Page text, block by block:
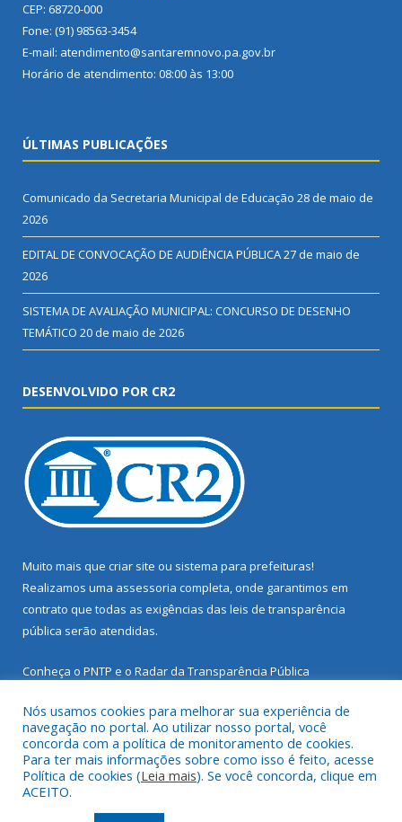
CEP: 68720-000
Fone: (91) 98563-3454
E-mail: atendimento@santaremnovo.pa.gov.br
Horário de atendimento: 08:00 às 13:00
ÚLTIMAS PUBLICAÇÕES
Comunicado da Secretaria Municipal de Educação 28 de maio de
2026
EDITAL DE CONVOCAÇÃO DE AUDIÊNCIA PÚBLICA27 de maio de
2026
SISTEMA DE AVALIAÇÃO MUNICIPAL: CONCURSO DE DESENHO
TEMÁTICO 20 de maio de 2026
DESENVOLVIDO POR CR2
Muito mais que criar site ou sistema para prefeituras!
Realizamos uma assessoria completa, onde garantimos em
contrato que todas as exigências das leis de transparência
pública serão atendidas.
Conheça o PNTP e o Radar da Transparência Pública
Todos os direitos reservados a Prefeitura Municipal de Santarém
Novo.
Nós usamos cookies para melhorar sua experiência de
navegação no portal. Ao utilizar nosso portal, você
concorda com a política de monitoramento de cookies.
Para ter mais informações sobre como isso é feito, acesse
Política de cookies (Leia mais). Se você concorda, clique em
ACEITO.